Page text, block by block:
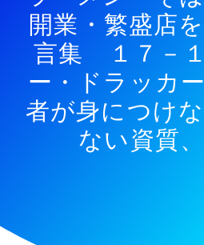
開業・繁盛店
言集 １７－
ー・ドラッカ
者が身につけ
ない資質、